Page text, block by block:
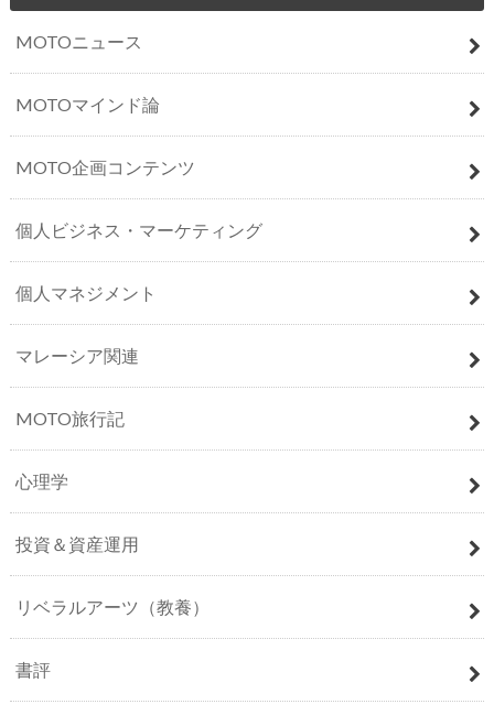
MOTOニュース
MOTOマインド論
MOTO企画コンテンツ
個人ビジネス・マーケティング
個人マネジメント
マレーシア関連
MOTO旅行記
心理学
投資＆資産運用
リベラルアーツ（教養）
書評